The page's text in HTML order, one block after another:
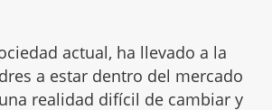
actual, ha llevado a la
a estar dentro del mercado
realidad difícil de cambiar y